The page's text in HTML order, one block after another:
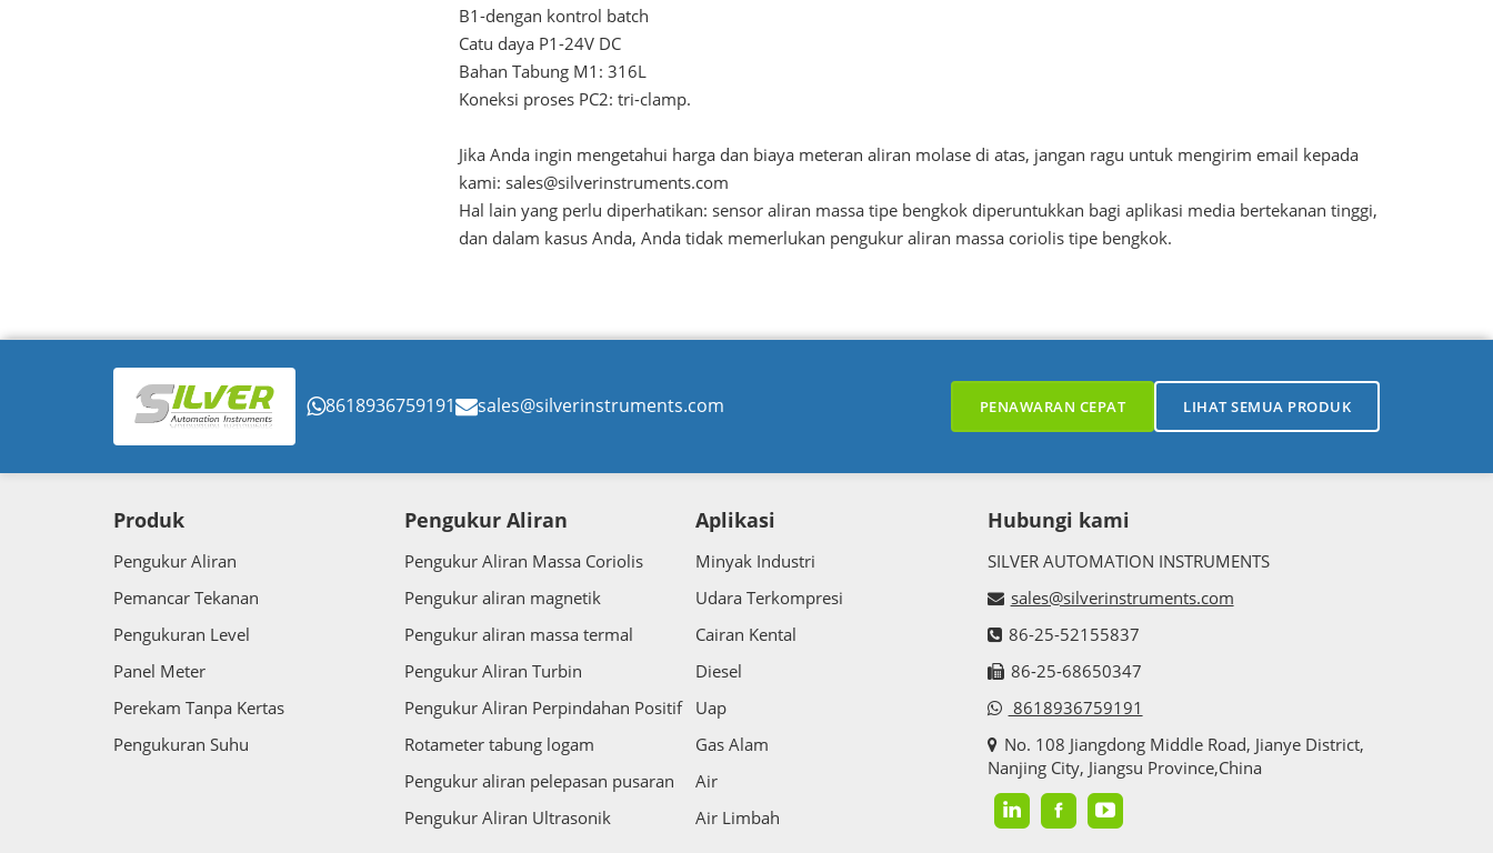
B1-dengan kontrol batch
Catu daya P1-24V DC
Bahan Tabung M1: 316L
Koneksi proses PC2: tri-clamp.
Jika Anda ingin mengetahui harga dan biaya meteran aliran molase di atas, jangan ragu untuk mengirim email kepada
kami: sales@silverinstruments.com
Hal lain yang perlu diperhatikan: sensor aliran massa tipe bengkok diperuntukkan bagi aplikasi media bertekanan tinggi,
dan dalam kasus Anda, Anda tidak memerlukan pengukur aliran massa coriolis tipe bengkok.
8618936759191 sales@silverinstruments.com PENAWARAN CEPAT LIHAT SEMUA PRODUK
Produk
Pengukur Aliran
Pemancar Tekanan
Pengukuran Level
Panel Meter
Perekam Tanpa Kertas
Pengukuran Suhu
Pengukur Aliran
Pengukur Aliran Massa Coriolis
Pengukur aliran magnetik
Pengukur aliran massa termal
Pengukur Aliran Turbin
Pengukur Aliran Perpindahan Positif
Rotameter tabung logam
Pengukur aliran pelepasan pusaran
Pengukur Aliran Ultrasonik
Aplikasi
Minyak Industri
Udara Terkompresi
Cairan Kental
Diesel
Uap
Gas Alam
Air
Air Limbah
Hubungi kami
SILVER AUTOMATION INSTRUMENTS
sales@silverinstruments.com
86-25-52155837
86-25-68650347
8618936759191
No. 108 Jiangdong Middle Road, Jianye District,
Nanjing City, Jiangsu Province,China